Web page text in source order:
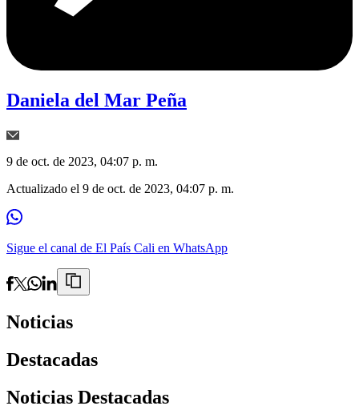
Daniela del Mar Peña
9 de oct. de 2023, 04:07 p. m.
Actualizado el 9 de oct. de 2023, 04:07 p. m.
Sigue el canal de El País Cali en WhatsApp
Noticias
Destacadas
Noticias Destacadas